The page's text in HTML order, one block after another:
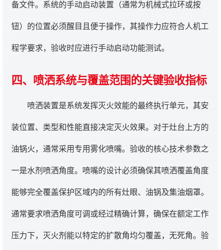
备文件。系统的手动启动装置（通常为机械式拉环或按
钮）的位置必须醒目且便于操作，其操作力应符合人机工
程学要求，验收时应进行手动启动功能测试。
四、喷洒系统与覆盖范围的关键验收指标
喷洒装置是系统发挥灭火效能的最终执行单元，其安
装位置、类型和性能直接决定灭火效果。对于灶台上方的
油锅火，通常采用专用雾化喷嘴。验收的核心技术参数之
一是水剂喷洒角度。喷嘴的设计必须确保其喷洒覆盖角度
能够完全覆盖保护区域内的所有灶眼、油锅及集油烟罩。
通常要求喷洒角度可调或经过精确计算，确保在额定工作
压力下，灭火剂能以特定的扩散角均匀覆盖，无死角。验